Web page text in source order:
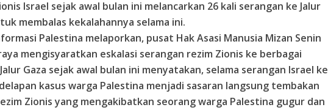
Israel sejak awal bulan ini melancarkan 26 kali serangan ke Jalur
membalas kekalahannya selama ini.
Palestina melaporkan, pusat Hak Asasi Manusia Mizan Senin
mengisyaratkan eskalasi serangan rezim Zionis ke berbagai
Gaza sejak awal bulan ini menyatakan, selama serangan Israel ke
kasus warga Palestina menjadi sasaran langsung tembakan
Zionis yang mengakibatkan seorang warga Palestina gugur dan